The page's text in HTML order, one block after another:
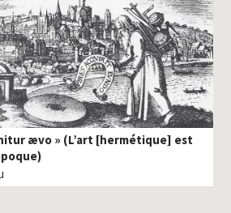
ævo » (L’art [hermétique] est